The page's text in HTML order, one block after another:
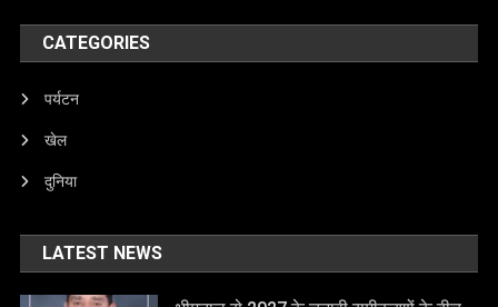
CATEGORIES
पर्यटन
खेल
दुनिया
LATEST NEWS